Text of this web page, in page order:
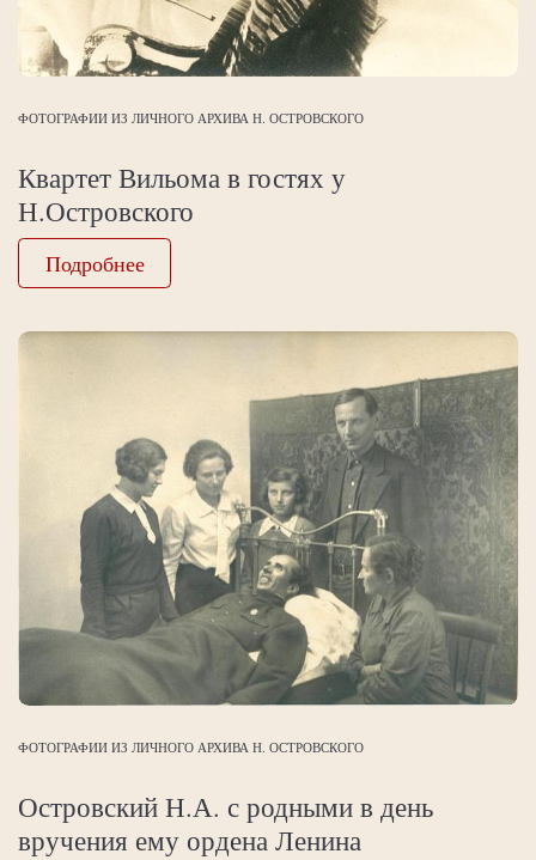
ФОТОГРАФИИ ИЗ ЛИЧНОГО АРХИВА Н. ОСТРОВСКОГО
Квартет Вильома в гостях у
Н.Островского
Подробнее
ФОТОГРАФИИ ИЗ ЛИЧНОГО АРХИВА Н. ОСТРОВСКОГО
Островский Н.А. с родными в день
вручения ему ордена Ленина